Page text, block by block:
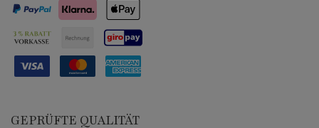
GEPRÜFTE QUALITÄT